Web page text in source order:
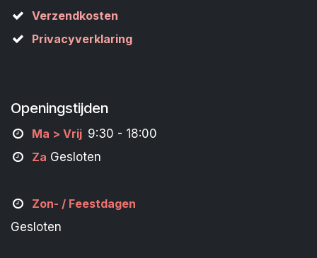
Verzendkosten
Privacyverklaring
Openingstijden
Ma > Vrij 9:30 - 18:00
Za Gesloten
Zon- / Feestdagen
Gesloten